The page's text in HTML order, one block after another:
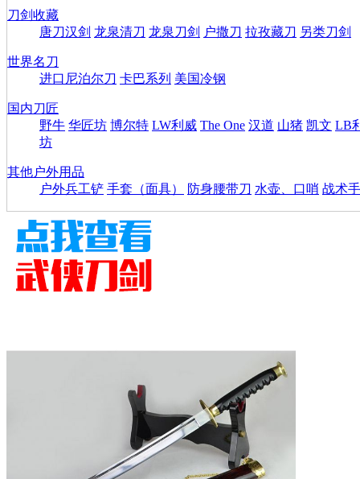
刀剑收藏
唐刀汉剑 龙泉清刀 龙泉刀剑 户撒刀 拉孜藏刀 另类刀剑
世界名刀
进口尼泊尔刀 卡巴系列 美国冷钢
国内刀匠
野牛 华匠坊 博尔特 LW利威 The One 汉道 山猪 凯文 LB
坊
其他户外用品
户外兵工铲 手套（面具） 防身腰带刀 水壶、口哨 战术